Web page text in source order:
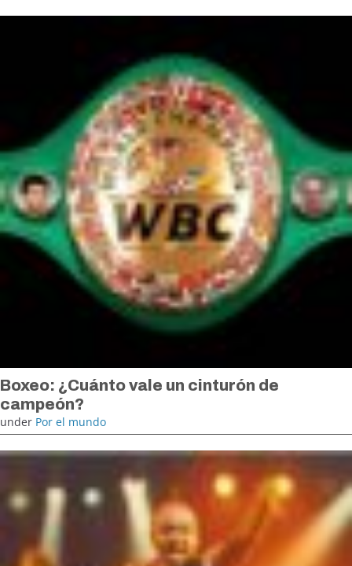
Boxeo: ¿Cuánto vale un cinturón de
campeón?
under Por el mundo